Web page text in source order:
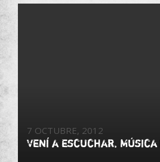
7 OCTUBRE, 2012
Vení a escuchar,